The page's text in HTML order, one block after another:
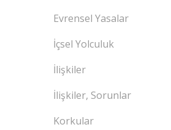
Evrensel Yasalar
İçsel Yolculuk
İlişkiler
İlişkiler, Sorunlar
Korkular